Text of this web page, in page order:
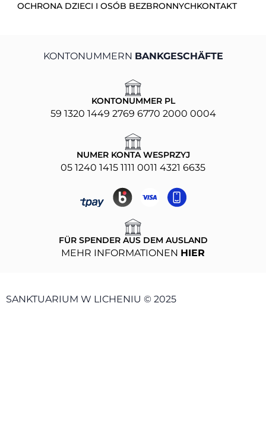
OCHRONA DZIECI I OSÓB BEZBRONNYCHKONTAKT
KONTONUMMERN BANKGESCHÄFTE
KONTONUMMER PL
59 1320 1449 2769 6770 2000 0004
NUMER KONTA WESPRZYJ
05 1240 1415 1111 0011 4321 6635
FÜR SPENDER AUS DEM AUSLAND
MEHR INFORMATIONEN HIER
SANKTUARIUM W LICHENIU © 2025